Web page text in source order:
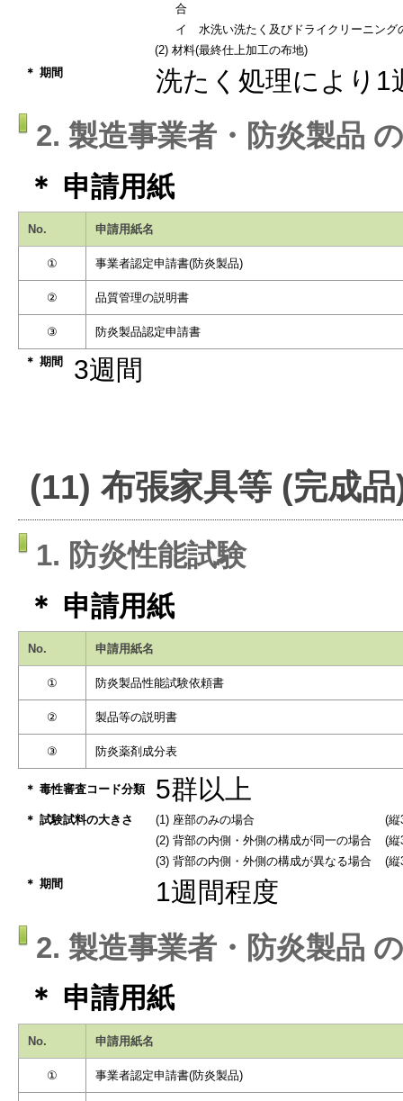
合
イ 水洗い洗たく及びドライクリーニング
(2) 材料(最終仕上加工の布地)
＊ 期間
洗たく処理により1
2. 製造事業者・防炎製品
＊ 申請用紙
No. 申請用紙名
① 事業者認定申請書(防炎製品)
② 品質管理の説明書
③ 防炎製品認定申請書
＊ 期間 3週間
(11) 布張家具等 (完成
1. 防炎性能試験
＊ 申請用紙
No. 申請用紙名
① 防炎製品性能試験依頼書
② 製品等の説明書
③ 防炎薬剤成分表
＊ 毒性審査コード分類 5群以上
＊ 試験試料の大きさ (1) 座部のみの場合
(縦
(2) 背部の内側・外側の構成が同一の場合
(縦
(3) 背部の内側・外側の構成が異なる場合
(縦
＊ 期間
1週間程度
2. 製造事業者・防炎製品
＊ 申請用紙
No. 申請用紙名
① 事業者認定申請書(防炎製品)